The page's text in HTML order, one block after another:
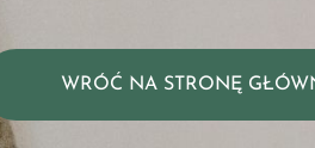
WRÓĆ NA STRONĘ